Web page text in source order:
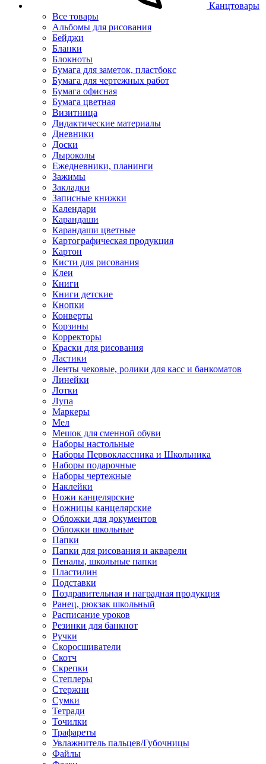
Канцтовары
Все товары
Альбомы для рисования
Бейджи
Бланки
Блокноты
Бумага для заметок, пластбокс
Бумага для чертежных работ
Бумага офисная
Бумага цветная
Визитница
Дидактические материалы
Дневники
Доски
Дыроколы
Ежедневники, планинги
Зажимы
Закладки
Записные книжки
Календари
Карандаши
Карандаши цветные
Картографическая продукция
Картон
Кисти для рисования
Клеи
Книги
Книги детские
Кнопки
Конверты
Корзины
Корректоры
Краски для рисования
Ластики
Ленты чековые, ролики для касс и банкоматов
Линейки
Лотки
Лупа
Маркеры
Мел
Мешок для сменной обуви
Наборы настольные
Наборы Первоклассника и Школьника
Наборы подарочные
Наборы чертежные
Наклейки
Ножи канцелярские
Ножницы канцелярские
Обложки для документов
Обложки школьные
Папки
Папки для рисования и акварели
Пеналы, школьные папки
Пластилин
Подставки
Поздравительная и наградная продукция
Ранец, рюкзак школьный
Расписание уроков
Резинки для банкнот
Ручки
Скоросшиватели
Скотч
Скрепки
Степлеры
Стержни
Сумки
Тетради
Точилки
Трафареты
Увлажнитель пальцев/Губочницы
Файлы